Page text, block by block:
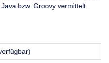
bzw. Groovy vermittelt.